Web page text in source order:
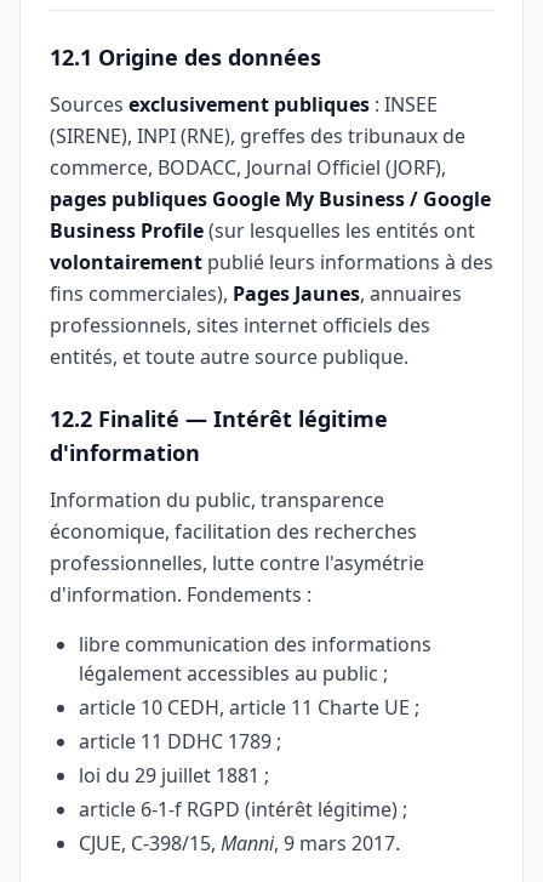
12.1 Origine des données
Sources exclusivement publiques : INSEE
(SIRENE), INPI (RNE), greffes des tribunaux de
commerce, BODACC, Journal Officiel (JORF),
pages publiques Google My Business / Google
Business Profile(sur lesquelles les entités ont
volontairement publié leurs informations à des
fins commerciales), Pages Jaunes, annuaires
professionnels, sites internet officiels des
entités, et toute autre source publique.
12.2 Finalité — Intérêt légitime
d'information
Information du public, transparence
économique, facilitation des recherches
professionnelles, lutte contre l'asymétrie
d'information. Fondements :
libre communication des informations
légalement accessibles au public ;
article 10 CEDH, article 11 Charte UE ;
article 11 DDHC 1789 ;
loi du 29 juillet 1881 ;
article 6-1-f RGPD (intérêt légitime) ;
CJUE, C-398/15, Manni, 9 mars 2017.